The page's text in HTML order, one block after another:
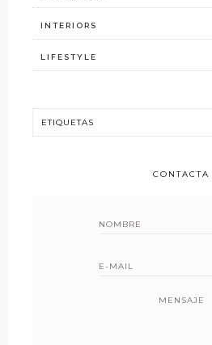
INTERIORS
LIFESTYLE
CONTACTA
MENSAJE